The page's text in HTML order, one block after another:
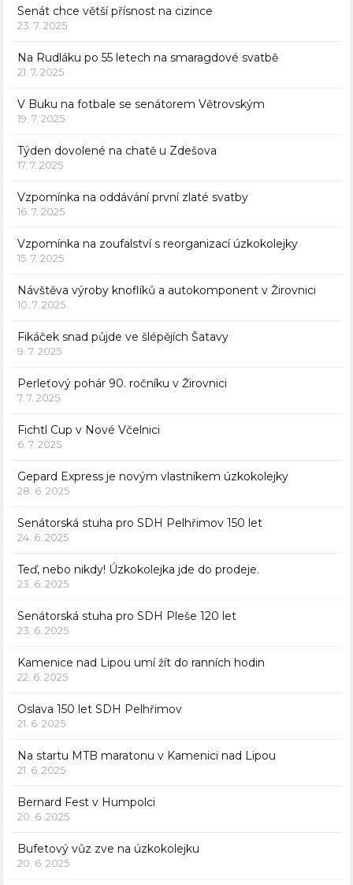
Senát chce větší přísnost na cizince
23. 7. 2025
Na Rudláku po 55 letech na smaragdové svatbě
21. 7. 2025
V Buku na fotbale se senátorem Větrovským
19. 7. 2025
Týden dovolené na chatě u Zdešova
17. 7. 2025
Vzpomínka na oddávání první zlaté svatby
16. 7. 2025
Vzpomínka na zoufalství s reorganizací úzkokolejky
15. 7. 2025
Návštěva výroby knoflíků a autokomponent v Žirovnici
10. 7. 2025
Fikáček snad půjde ve šlépějích Šatavy
9. 7. 2025
Perleťový pohár 90. ročníku v Žirovnici
7. 7. 2025
Fichtl Cup v Nové Včelnici
6. 7. 2025
Gepard Express je novým vlastníkem úzkokolejky
28. 6. 2025
Senátorská stuha pro SDH Pelhřimov 150 let
24. 6. 2025
Teď, nebo nikdy! Úzkokolejka jde do prodeje.
23. 6. 2025
Senátorská stuha pro SDH Pleše 120 let
23. 6. 2025
Kamenice nad Lipou umí žít do ranních hodin
22. 6. 2025
Oslava 150 let SDH Pelhřimov
21. 6. 2025
Na startu MTB maratonu v Kamenici nad Lipou
21. 6. 2025
Bernard Fest v Humpolci
20. 6. 2025
Bufetový vůz zve na úzkokolejku
20. 6. 2025